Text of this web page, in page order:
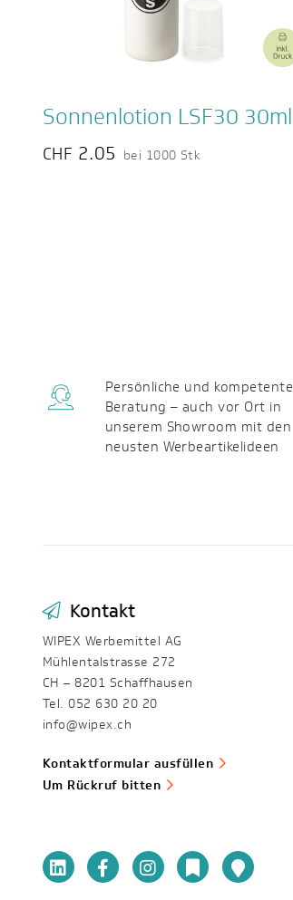
Sonnenlotion LSF30 30ml
CHF 2.05 bei 1000 Stk
Persönliche und kompetente
Beratung – auch vor Ort in
unserem Showroom mit den
neusten Werbeartikelideen
Kontakt
WIPEX Werbemittel AG
Mühlentalstrasse 272
CH – 8201 Schaffhausen
Tel. 052 630 20 20
info@wipex.ch
Kontaktformular ausfüllen
Um Rückruf bitten